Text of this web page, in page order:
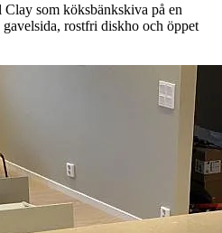
som köksbänkskiva på en
rostfri diskho och öppet